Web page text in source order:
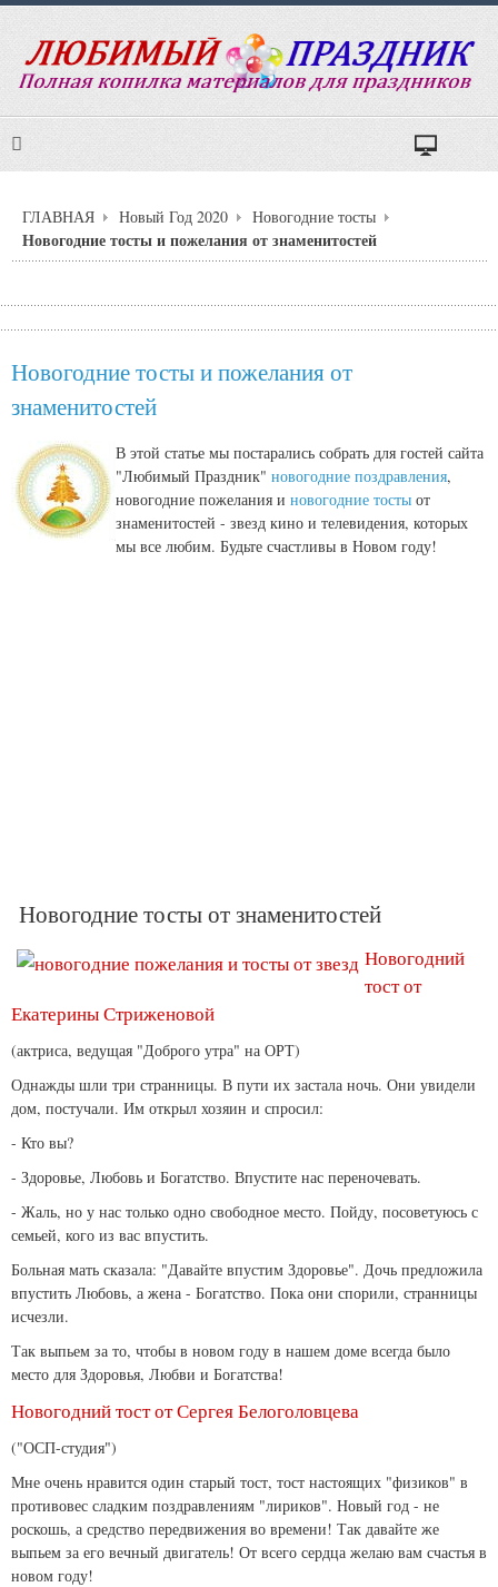
ГЛАВНАЯ Новый Год 2020 Новогодние тосты
Новогодние тосты и пожелания от знаменитостей
Новогодние тосты и пожелания от
знаменитостей
В этой статье мы постарались собрать для гостей сайта
"Любимый Праздник" новогодние поздравления,
новогодние пожелания и новогодние тосты от
знаменитостей - звезд кино и телевидения, которых
мы все любим. Будьте счастливы в Новом году!
Новогодние тосты от знаменитостей
Новогодний
тост от
Екатерины Стриженовой
(актриса, ведущая "Доброго утра" на ОРТ)
Однажды шли три странницы. В пути их застала ночь. Они увидели
дом, постучали. Им открыл хозяин и спросил:
- Кто вы?
- Здоровье, Любовь и Богатство. Впустите нас переночевать.
- Жаль, но у нас только одно свободное место. Пойду, посоветуюсь с
семьей, кого из вас впустить.
Больная мать сказала: "Давайте впустим Здоровье". Дочь предложила
впустить Любовь, а жена - Богатство. Пока они спорили, странницы
исчезли.
Так выпьем за то, чтобы в новом году в нашем доме всегда было
место для Здоровья, Любви и Богатства!
Новогодний тост от Сергея Белоголовцева
("ОСП-студия")
Мне очень нравится один старый тост, тост настоящих "физиков" в
противовес сладким поздравлениям "лириков". Новый год - не
роскошь, а средство передвижения во времени! Так давайте же
выпьем за его вечный двигатель! От всего сердца желаю вам счастья в
новом году!